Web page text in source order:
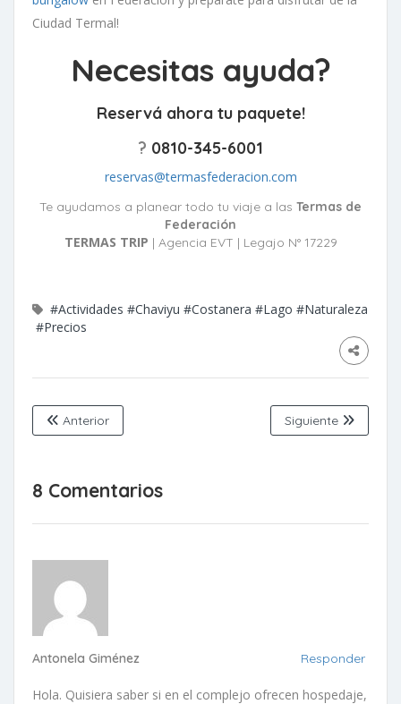
Ciudad Termal!
Necesitas ayuda?
Reservá ahora tu paquete!
? 0810-345-6001
reservas@termasfederacion.com
Te ayudamos a planear todo tu viaje a las Termas de
Federación
TERMAS TRIP | Agencia EVT | Legajo N° 17229
#Actividades #Chaviyu #Costanera #Lago #Naturaleza
#Precios
Anterior Siguiente
8 Comentarios
Antonela Giménez Responder
Hola. Quisiera saber si en el complejo ofrecen hospedaje,